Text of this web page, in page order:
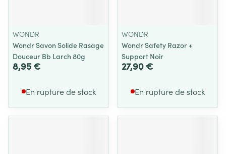
WONDR
Wondr Savon Solide Rasage
Douceur Bb Larch 80g
8,95 €
En rupture de stock
WONDR
Wondr Safety Razor +
Support Noir
27,90 €
En rupture de stock